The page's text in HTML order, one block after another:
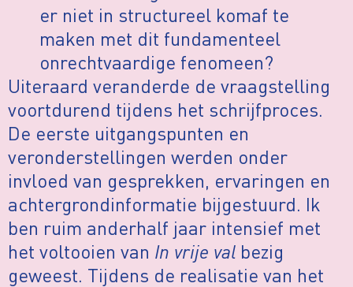
er niet in structureel komaf te
maken met dit fundamenteel
onrechtvaardige fenomeen?
Uiteraard veranderde de vraagstelling
voortdurend tijdens het schrijfproces.
De eerste uitgangspunten en
veronderstellingen werden onder
invloed van gesprekken, ervaringen en
achtergrondinformatie bijgestuurd. Ik
ben ruim anderhalf jaar intensief met
het voltooien van In vrije val bezig
geweest. Tijdens de realisatie van het